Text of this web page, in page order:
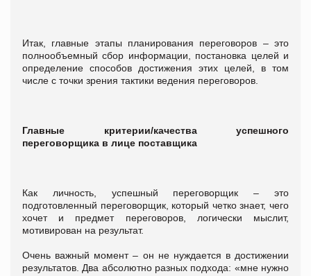
Итак, главные этапы планирования переговоров – это
полнообъемный сбор информации, постановка целей и
определение способов достижения этих целей, в том
числе с точки зрения тактики ведения переговоров.
Главные критерии/качества успешного
переговорщика в лице поставщика
Как личность, успешный переговорщик – это
подготовленный переговорщик, который четко знает, чего
хочет и предмет переговоров, логически мыслит,
мотивирован на результат.
Очень важный момент – он не нуждается в достижении
результатов. Два абсолютно разных подхода: «мне нужно